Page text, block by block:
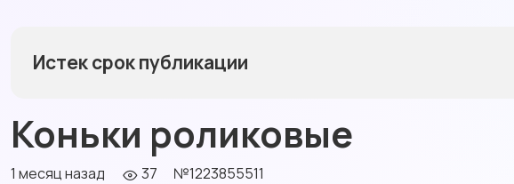
Истек срок публикации
Коньки роликовые
1 месяц назад 37 №1223855511